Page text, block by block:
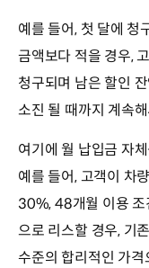
예를 들어, 첫 달에 청
금액보다 적을 경우,
청구되며 남은 할인
소진 될 때까지 계속
여기에 월 납입금 자
예를 들어, 고객이 차
30%, 48개월 이용
으로 리스할 경우, 기
수준의 합리적인 가